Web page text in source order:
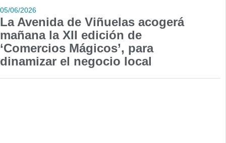
05/06/2026
La Avenida de Viñuelas acogerá
mañana la XII edición de
‘Comercios Mágicos’, para
dinamizar el negocio local